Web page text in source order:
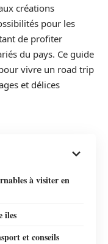
créations
pour les
de profiter
du pays. Ce guide
vivre un road trip
et délices
à visiter en
îles
et conseils